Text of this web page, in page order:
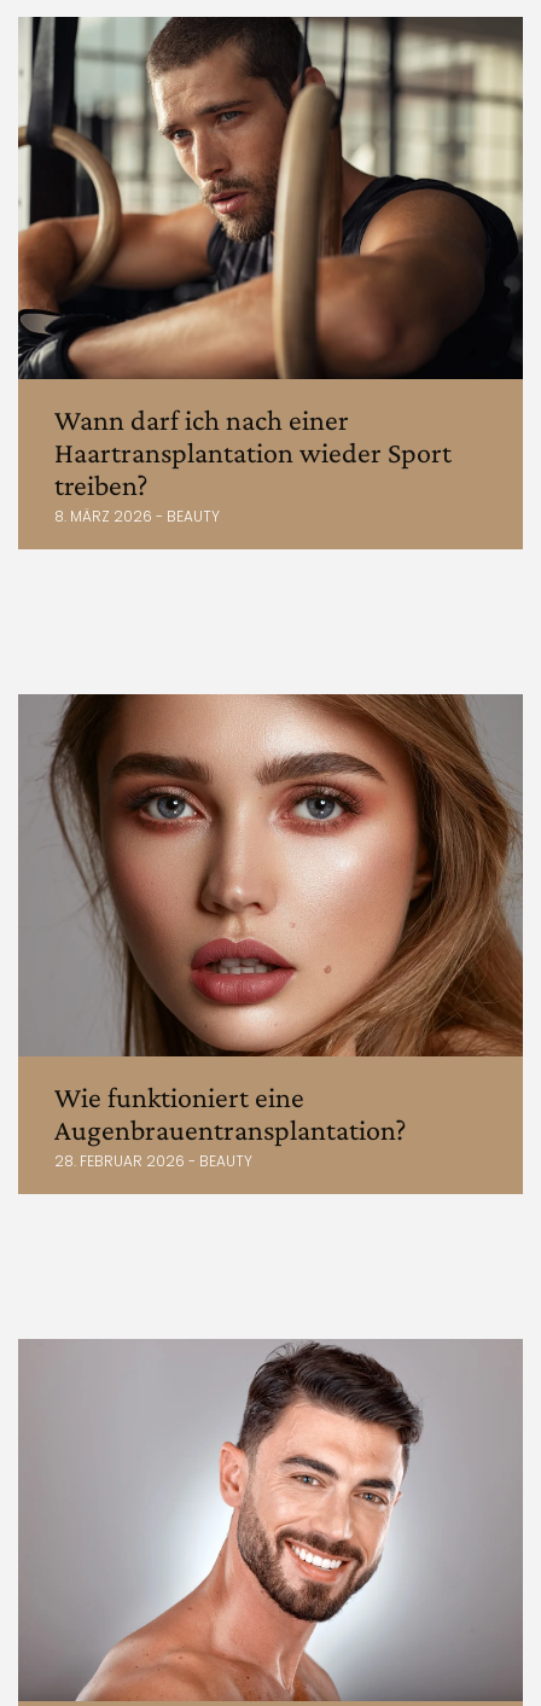
Wann darf ich nach einer
Haartransplantation wieder Sport
treiben?
8. MÄRZ 2026 - BEAUTY
Wie funktioniert eine
Augenbrauentransplantation?
28. FEBRUAR 2026 - BEAUTY